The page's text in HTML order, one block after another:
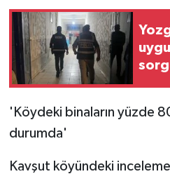
'Köydeki binaların yüzde
durumda'
Kavşut köyündeki